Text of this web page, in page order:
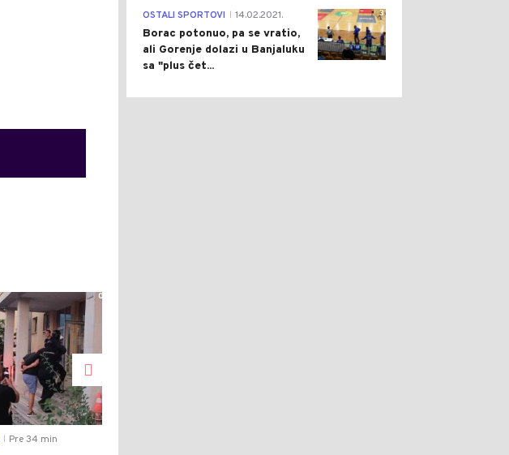
0
Pre 34 min
3
OSTALI SPORTOVI 14.02.2021.
Borac potonuo, pa se vratio,
ali Gorenje dolazi u Banjaluku
sa "plus čet...